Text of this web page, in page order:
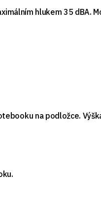
hlukem 35 dBA.
na podložce.